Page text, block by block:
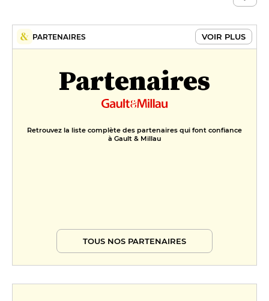
PARTENAIRES VOIR PLUS
Partenaires
Retrouvez la liste complète des partenaires qui font confiance
à Gault & Millau
TOUS NOS PARTENAIRES